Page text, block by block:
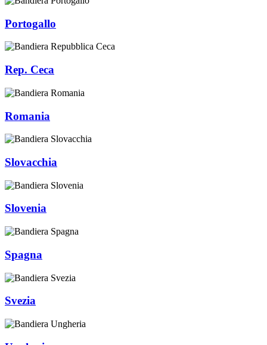
Portogallo
Rep. Ceca
Romania
Slovacchia
Slovenia
Spagna
Svezia